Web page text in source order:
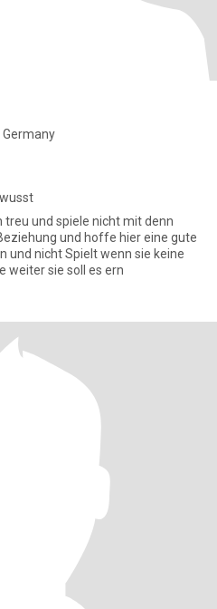
Germany
spiele nicht mit denn
und nicht Spielt wenn sie keine
gehen sie weiter sie soll es ern